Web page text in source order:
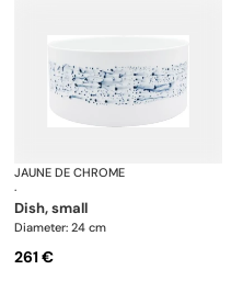
Impression
JAUNE DE CHROME
·
dish, small
Diameter: 24 cm
261 €